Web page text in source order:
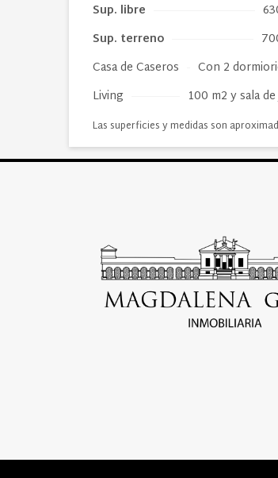
Sup. libre
Sup. terreno
Casa de Caseros
Con 2
Living
100 m2 y sala
Las superficies y medidas son